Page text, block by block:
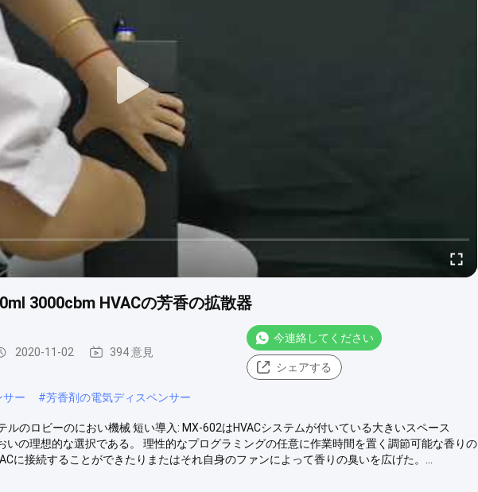
3000cbm HVACの芳香の拡散器
2020-11-02 394 意見
今連絡してください
シェアする
サー #芳香剤の電気ディスペンサー
のロビーのにおい機械 短い導入: MX-602はHVACシステムが付いている大きいスペース
いの理想的な選択である。 理性的なプログラミングの任意に作業時間を置く調節可能な香りの
に接続することができたりまたはそれ自身のファンによって香りの臭いを広げた。...